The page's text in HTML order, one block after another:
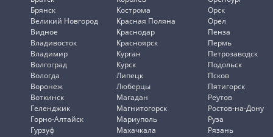
Брянск
Великий Новгород
Видное
Владивосток
Владимир
Волгоград
Вологда
Воронеж
Воткинск
Геленджик
Горно-Алтайск
Гурзуф
Кострома
Красная Поляна
Краснодар
Красноярск
Курган
Курск
Липецк
Люберцы
Магадан
Магнитогорск
Мариуполь
Махачкала
Орск
Орёл
Пенза
Пермь
Петрозаводск
Подольск
Псков
Пятигорск
Реутов
Ростов-на-Дону
Руза
Рязань